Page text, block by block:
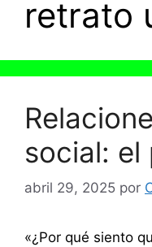
retrato
social: el
abril 29, 2025 por
«¿Por qué siento